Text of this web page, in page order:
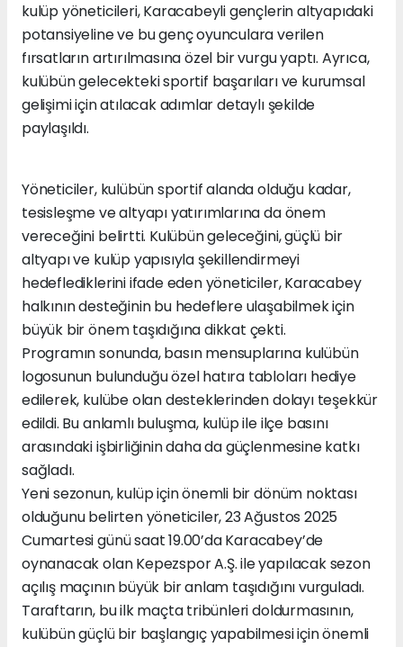
kulüp yöneticileri, Karacabeyli gençlerin altyapıdaki
potansiyeline ve bu genç oyunculara verilen
fırsatların artırılmasına özel bir vurgu yaptı. Ayrıca,
kulübün gelecekteki sportif başarıları ve kurumsal
gelişimi için atılacak adımlar detaylı şekilde
paylaşıldı.
Yöneticiler, kulübün sportif alanda olduğu kadar,
tesisleşme ve altyapı yatırımlarına da önem
vereceğini belirtti. Kulübün geleceğini, güçlü bir
altyapı ve kulüp yapısıyla şekillendirmeyi
hedeflediklerini ifade eden yöneticiler, Karacabey
halkının desteğinin bu hedeflere ulaşabilmek için
büyük bir önem taşıdığına dikkat çekti.
Programın sonunda, basın mensuplarına kulübün
logosunun bulunduğu özel hatıra tabloları hediye
edilerek, kulübe olan desteklerinden dolayı teşekkür
edildi. Bu anlamlı buluşma, kulüp ile ilçe basını
arasındaki işbirliğinin daha da güçlenmesine katkı
sağladı.
Yeni sezonun, kulüp için önemli bir dönüm noktası
olduğunu belirten yöneticiler, 23 Ağustos 2025
Cumartesi günü saat 19.00’da Karacabey’de
oynanacak olan Kepezspor A.Ş. ile yapılacak sezon
açılış maçının büyük bir anlam taşıdığını vurguladı.
Taraftarın, bu ilk maçta tribünleri doldurmasının,
kulübün güçlü bir başlangıç yapabilmesi için önemli